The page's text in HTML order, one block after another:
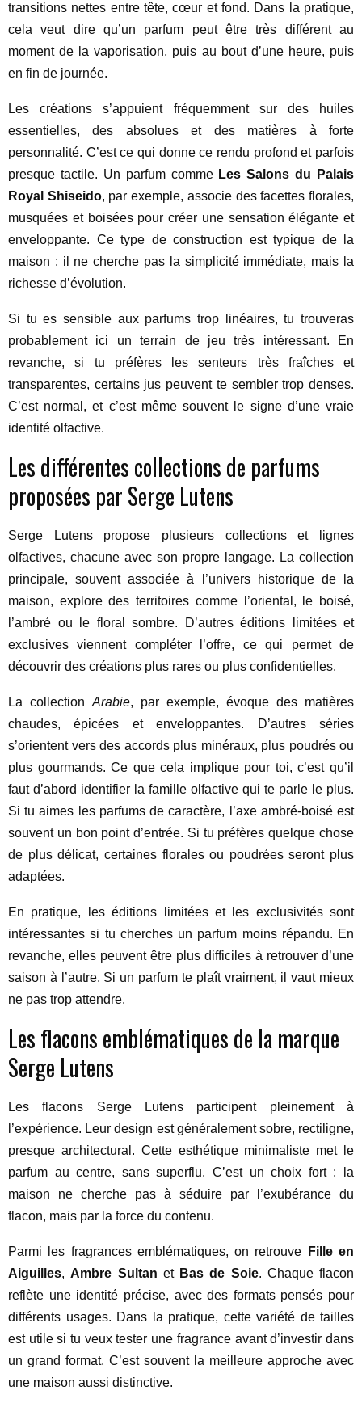
transitions nettes entre tête, cœur et fond. Dans la pratique,
cela veut dire qu’un parfum peut être très différent au
moment de la vaporisation, puis au bout d’une heure, puis
en fin de journée.
Les créations s’appuient fréquemment sur des huiles
essentielles, des absolues et des matières à forte
personnalité. C’est ce qui donne ce rendu profond et parfois
presque tactile. Un parfum comme Les Salons du Palais
Royal Shiseido, par exemple, associe des facettes florales,
musquées et boisées pour créer une sensation élégante et
enveloppante. Ce type de construction est typique de la
maison : il ne cherche pas la simplicité immédiate, mais la
richesse d’évolution.
Si tu es sensible aux parfums trop linéaires, tu trouveras
probablement ici un terrain de jeu très intéressant. En
revanche, si tu préfères les senteurs très fraîches et
transparentes, certains jus peuvent te sembler trop denses.
C’est normal, et c’est même souvent le signe d’une vraie
identité olfactive.
Les différentes collections de parfums
proposées par Serge Lutens
Serge Lutens propose plusieurs collections et lignes
olfactives, chacune avec son propre langage. La collection
principale, souvent associée à l’univers historique de la
maison, explore des territoires comme l’oriental, le boisé,
l’ambré ou le floral sombre. D’autres éditions limitées et
exclusives viennent compléter l’offre, ce qui permet de
découvrir des créations plus rares ou plus confidentielles.
La collection Arabie, par exemple, évoque des matières
chaudes, épicées et enveloppantes. D’autres séries
s’orientent vers des accords plus minéraux, plus poudrés ou
plus gourmands. Ce que cela implique pour toi, c’est qu’il
faut d’abord identifier la famille olfactive qui te parle le plus.
Si tu aimes les parfums de caractère, l’axe ambré-boisé est
souvent un bon point d’entrée. Si tu préfères quelque chose
de plus délicat, certaines florales ou poudrées seront plus
adaptées.
En pratique, les éditions limitées et les exclusivités sont
intéressantes si tu cherches un parfum moins répandu. En
revanche, elles peuvent être plus difficiles à retrouver d’une
saison à l’autre. Si un parfum te plaît vraiment, il vaut mieux
ne pas trop attendre.
Les flacons emblématiques de la marque
Serge Lutens
Les flacons Serge Lutens participent pleinement à
l’expérience. Leur design est généralement sobre, rectiligne,
presque architectural. Cette esthétique minimaliste met le
parfum au centre, sans superflu. C’est un choix fort : la
maison ne cherche pas à séduire par l’exubérance du
flacon, mais par la force du contenu.
Parmi les fragrances emblématiques, on retrouve
Fille en
Aiguilles,Ambre Sultan et Bas de Soie. Chaque flacon
reflète une identité précise, avec des formats pensés pour
différents usages. Dans la pratique, cette variété de tailles
est utile si tu veux tester une fragrance avant d’investir dans
un grand format. C’est souvent la meilleure approche avec
une maison aussi distinctive.